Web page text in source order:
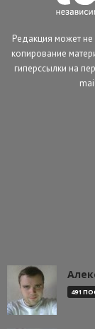
Редакция может не
копирование
гиперссылки на
491